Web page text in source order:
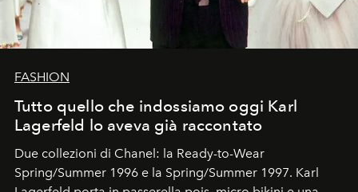
FASHION
Tutto quello che indossiamo oggi Karl
Lagerfeld lo aveva già raccontato
Due collezioni di Chanel: la Ready-to-Wear
Spring/Summer 1996 e la Spring/Summer 1997. Karl